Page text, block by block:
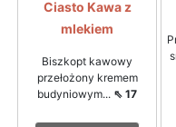
Ciasto Kawa z
mlekiem
Biszkopt kawowy
przełożony kremem
budyniowym... ⇖ 17